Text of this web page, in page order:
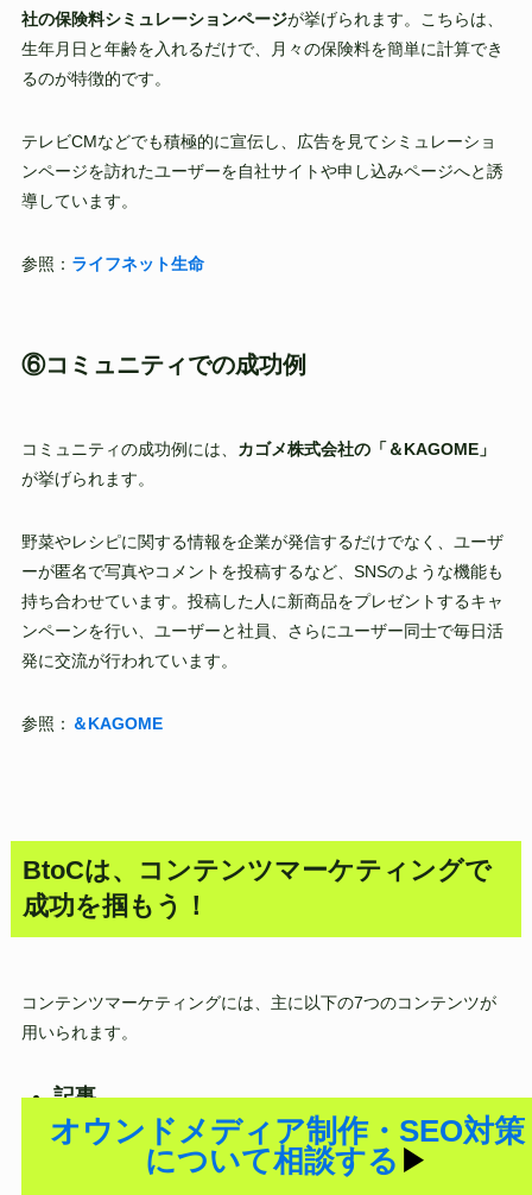
社の保険料シミュレーションページが挙げられます。こちらは、
生年月日と年齢を入れるだけで、月々の保険料を簡単に計算でき
るのが特徴的です。
テレビCMなどでも積極的に宣伝し、広告を見てシミュレーショ
ンページを訪れたユーザーを自社サイトや申し込みページへと誘
導しています。
参照： ライフネット生命
⑥コミュニティでの成功例
コミュニティの成功例には、 カゴメ株式会社の「＆KAGOME」
が挙げられます。
野菜やレシピに関する情報を企業が発信するだけでなく、ユーザ
ーが匿名で写真やコメントを投稿するなど、SNSのような機能も
持ち合わせています。投稿した人に新商品をプレゼントするキャ
ンペーンを行い、ユーザーと社員、さらにユーザー同士で毎日活
発に交流が行われています。
参照： ＆KAGOME
BtoCは、コンテンツマーケティングで
成功を掴もう！
コンテンツマーケティングには、主に以下の7つのコンテンツが
用いられます。
記事
動画
オンラインイベント
オウンドメディア制作・SEO対策
について相談する ▶︎